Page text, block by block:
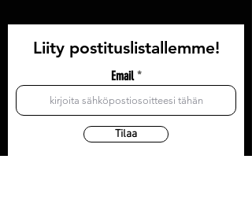
Liity postituslistallemme!
Email
Tilaa